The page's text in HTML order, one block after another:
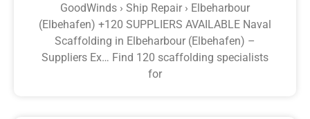
GoodWinds › Ship Repair › Elbeharbour
(Elbehafen) +120 SUPPLIERS AVAILABLE Naval
Scaffolding in Elbeharbour (Elbehafen) –
Suppliers Ex… Find 120 scaffolding specialists
for